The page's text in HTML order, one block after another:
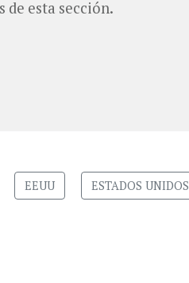
esta sección.
EEUU ESTADOS UNIDOS